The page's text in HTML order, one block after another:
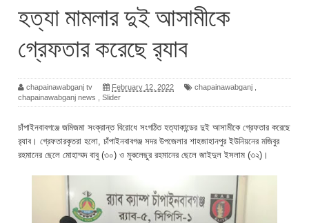
হত্যা মামলার দুই আসামীকে
গ্রেফতার করেছে র‌্যাব
chapainawabganj tv February 12, 2022 chapainawabganj
chapainawabganj news
Slider
চাঁপাইনবাবগঞ্জে জমিজমা সংক্রান্ত বিরোধে সংগঠিত হত্যাকান্ডের দুই আসামীকে গ্রেফতার করেছে
র‌্যাব। গ্রেফতারকৃতরা হলো, চাঁপাইনবাবগঞ্জ সদর উপজেলার শাহজাহানপুর ইউনিয়নের মজিবুর
রহমানের ছেলে মোহাম্মদ বাবু (৩০) ও মুকলেছুর রহমানের ছেলে জাইদুল ইসলাম (৩২)।